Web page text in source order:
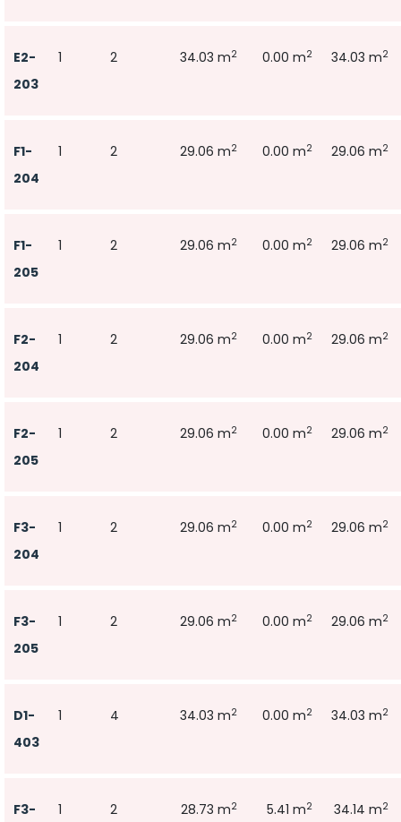
E2-
203
1 2 34.03 m2 0.00 m2 34.03 m2
F1-
204
1 2 29.06 m2 0.00 m2 29.06 m2
F1-
205
1 2 29.06 m2 0.00 m2 29.06 m2
F2-
204
1 2 29.06 m2 0.00 m2 29.06 m2
F2-
205
1 2 29.06 m2 0.00 m2 29.06 m2
F3-
204
1 2 29.06 m2 0.00 m2 29.06 m2
F3-
205
1 2 29.06 m2 0.00 m2 29.06 m2
D1-
403
1 4 34.03 m2 0.00 m2 34.03 m2
F3- 1 2 28.73 m2 5.41 m2 34.14 m2